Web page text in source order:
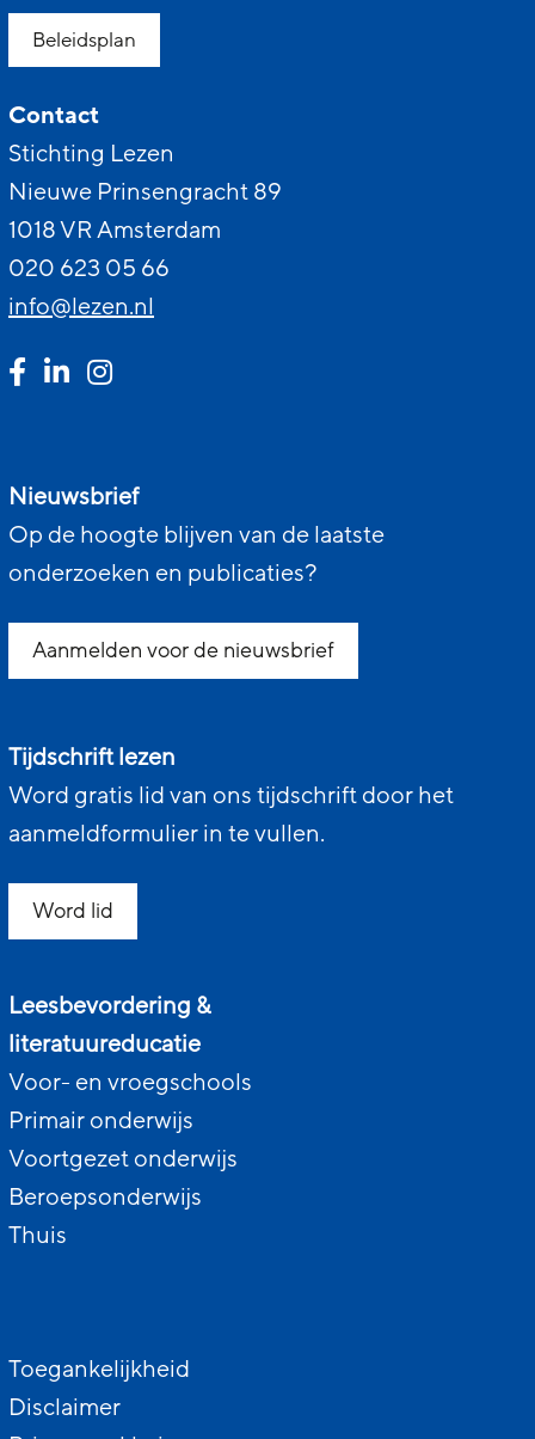
Beleidsplan
Contact
Stichting Lezen
Nieuwe Prinsengracht 89
1018 VR Amsterdam
020 623 05 66
info@lezen.nl
Nieuwsbrief
Op de hoogte blijven van de laatste
onderzoeken en publicaties?
Aanmelden voor de nieuwsbrief
Tijdschrift lezen
Word gratis lid van ons tijdschrift door het
aanmeldformulier in te vullen.
Word lid
Leesbevordering &
literatuureducatie
Voor- en vroegschools
Primair onderwijs
Voortgezet onderwijs
Beroepsonderwijs
Thuis
Toegankelijkheid
Disclaimer